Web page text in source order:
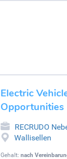
Electric
Opportunities
RECRUDO
Wallisellen
Gehalt: nach